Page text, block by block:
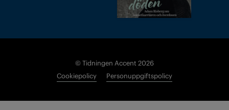
© Tidningen Accent 2026
Cookiepolicy
Personuppgiftspolicy